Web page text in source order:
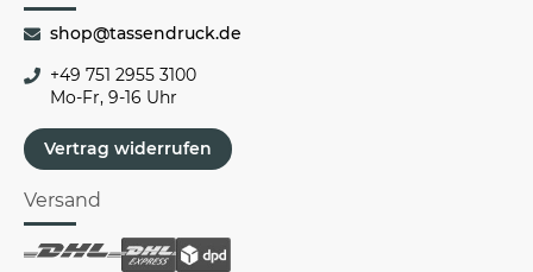
shop@tassendruck.de
+49 751 2955 3100
Mo-Fr, 9-16 Uhr
Vertrag widerrufen
Versand